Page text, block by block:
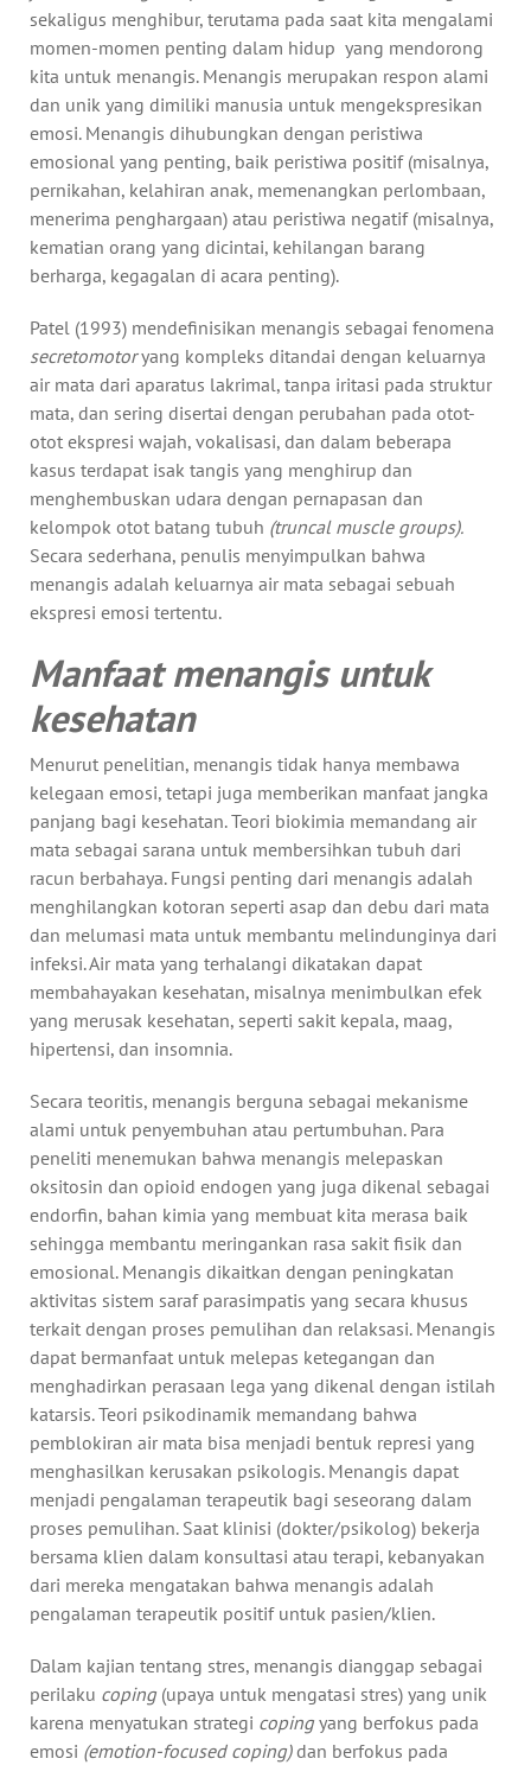
sekaligus menghibur, terutama pada saat kita mengalami
momen-momen penting dalam hidup yang mendorong
kita untuk menangis. Menangis merupakan respon alami
dan unik yang dimiliki manusia untuk mengekspresikan
emosi. Menangis dihubungkan dengan peristiwa
emosional yang penting, baik peristiwa positif (misalnya,
pernikahan, kelahiran anak, memenangkan perlombaan,
menerima penghargaan) atau peristiwa negatif (misalnya,
kematian orang yang dicintai, kehilangan barang
berharga, kegagalan di acara penting).
Patel (1993) mendefinisikan menangis sebagai fenomena
secretomotoryang kompleks ditandai dengan keluarnya
air mata dari aparatus lakrimal, tanpa iritasi pada struktur
mata, dan sering disertai dengan perubahan pada otot-
otot ekspresi wajah, vokalisasi, dan dalam beberapa
kasus terdapat isak tangis yang menghirup dan
menghembuskan udara dengan pernapasan dan
kelompok otot batang tubuh (truncal muscle groups).
Secara sederhana, penulis menyimpulkan bahwa
menangis adalah keluarnya air mata sebagai sebuah
ekspresi emosi tertentu.
Manfaat menangis untuk
kesehatan
Menurut penelitian, menangis tidak hanya membawa
kelegaan emosi, tetapi juga memberikan manfaat jangka
panjang bagi kesehatan. Teori biokimia memandang air
mata sebagai sarana untuk membersihkan tubuh dari
racun berbahaya. Fungsi penting dari menangis adalah
menghilangkan kotoran seperti asap dan debu dari mata
dan melumasi mata untuk membantu melindunginya dari
infeksi. Air mata yang terhalangi dikatakan dapat
membahayakan kesehatan, misalnya menimbulkan efek
yang merusak kesehatan, seperti sakit kepala, maag,
hipertensi, dan insomnia.
Secara teoritis, menangis berguna sebagai mekanisme
alami untuk penyembuhan atau pertumbuhan. Para
peneliti menemukan bahwa menangis melepaskan
oksitosin dan opioid endogen yang juga dikenal sebagai
endorfin, bahan kimia yang membuat kita merasa baik
sehingga membantu meringankan rasa sakit fisik dan
emosional. Menangis dikaitkan dengan peningkatan
aktivitas sistem saraf parasimpatis yang secara khusus
terkait dengan proses pemulihan dan relaksasi. Menangis
dapat bermanfaat untuk melepas ketegangan dan
menghadirkan perasaan lega yang dikenal dengan istilah
katarsis. Teori psikodinamik memandang bahwa
pemblokiran air mata bisa menjadi bentuk represi yang
menghasilkan kerusakan psikologis. Menangis dapat
menjadi pengalaman terapeutik bagi seseorang dalam
proses pemulihan. Saat klinisi (dokter/psikolog) bekerja
bersama klien dalam konsultasi atau terapi, kebanyakan
dari mereka mengatakan bahwa menangis adalah
pengalaman terapeutik positif untuk pasien/klien.
Dalam kajian tentang stres, menangis dianggap sebagai
perilaku coping (upaya untuk mengatasi stres) yang unik
karena menyatukan strategi coping yang berfokus pada
emosi (emotion-focused coping)dan berfokus pada